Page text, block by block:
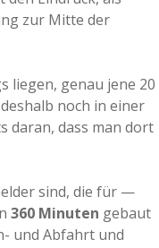
zur Mitte der
liegen, genau jene 20
noch in einer
daran, dass man dort
sind, die für —
360 Minuten gebaut
und Abfahrt und